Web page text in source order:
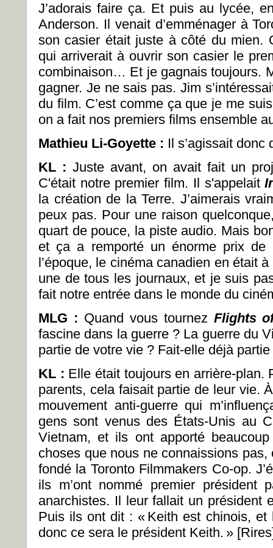
J’adorais faire ça. Et puis au lycée,
Anderson. Il venait d’emménager à
son casier était juste à côté du mien.
qui arriverait à ouvrir son casier le
combinaison… Et je gagnais toujours.
gagner. Je ne sais pas. Jim
du film. C’est comme ça que je me
on a fait nos premiers films ensemble
Mathieu Li-Goyette : Il s’agissait donc
KL : Juste avant, on avait fait un
C'était notre premier film. Il s'appelait
la création de la Terre. J’aimerais
peux pas. Pour une raison
quart de pouce, la piste audio. Mais
et ça a remporté un énorme prix de
l’époque, le cinéma canadien en était
une de tous les journaux, et je suis
fait notre entrée dans le monde du
MLG : Quand vous tournez Flights
fascine dans la guerre ? La guerre du
partie de votre vie ? Fait-elle déjà
KL : Elle était toujours en arrière-plan.
parents, cela faisait partie de leur vie.
mouvement anti-guerre qui
gens sont venus des États-Unis au
Vietnam, et ils ont apporté
choses que nous ne connaissions
fondé la Toronto Filmmakers Co-op.
ils m’ont nommé premier président
anarchistes. Il leur fallait un président
Puis ils ont dit : « Keith est chinois, et
donc ce sera le président Keith. »